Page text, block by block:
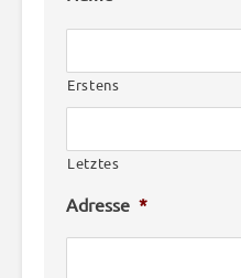
Erstens
Letztes
Adresse *